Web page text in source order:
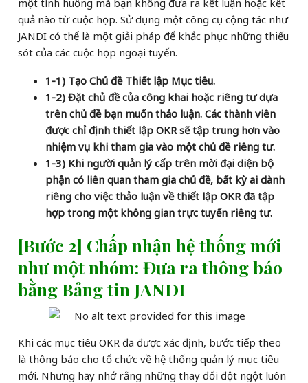
quả nào từ cuộc họp. Sử dụng một công cụ cộng tác như
JANDI có thể là một giải pháp để khắc phục những thiếu
sót của các cuộc họp ngoại tuyến.
1-1) Tạo Chủ đề Thiết lập Mục tiêu.
1-2) Đặt chủ đề của công khai hoặc riêng tư dựa
trên chủ đề bạn muốn thảo luận. Các thành viên
được chỉ định thiết lập OKR sẽ tập trung hơn vào
nhiệm vụ khi tham gia vào một chủ đề riêng tư.
1-3) Khi người quản lý cấp trên mời đại diện bộ
phận có liên quan tham gia chủ đề, bất kỳ ai dành
riêng cho việc thảo luận về thiết lập OKR đã tập
hợp trong một không gian trực tuyến riêng tư.
[Bước 2] Chấp nhận hệ thống mới
như một nhóm: Đưa ra thông báo
bằng Bảng tin JANDI
Khi các mục tiêu OKR đã được xác định, bước tiếp theo
là thông báo cho tổ chức về hệ thống quản lý mục tiêu
mới. Nhưng hãy nhớ rằng những thay đổi đột ngột luôn